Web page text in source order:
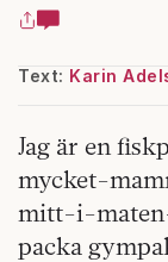
Text: Karin
Jag är en
mycket-
mitt-i-
packa